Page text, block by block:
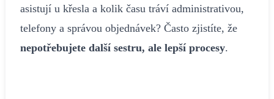
asistují u křesla a kolik času tráví administrativou,
telefony a správou objednávek? Často zjistíte, že
nepotřebujete další sestru, ale lepší procesy.